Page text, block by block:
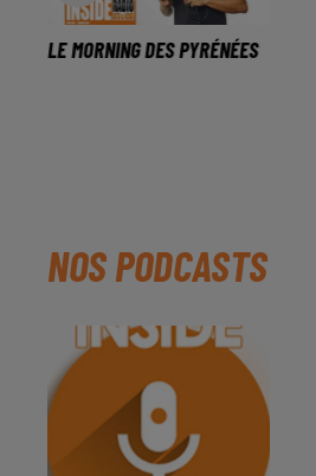
LE MORNING DES PYRÉNÉES
NOS PODCASTS